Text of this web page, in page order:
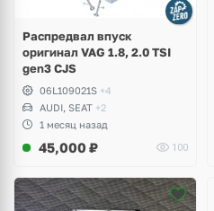
Распредвал впуск
оригинал VAG 1.8, 2.0 TSI
gen3 CJS
06L109021S +4
AUDI, SEAT +2
1 месяц назад
45,000 ₽ 100
2 фото